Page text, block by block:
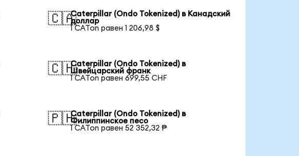
🇨🇦Caterpillar (Ondo Tokenized) в Канадский
доллар
1 CATon равен 1 206,98 $
🇨🇭Caterpillar (Ondo Tokenized) в
Швейцарский франк
1 CATon равен 699,55 CHF
🇵🇭Caterpillar (Ondo Tokenized) в
Филиппинское песо
1 CATon равен 52 352,32 ₱